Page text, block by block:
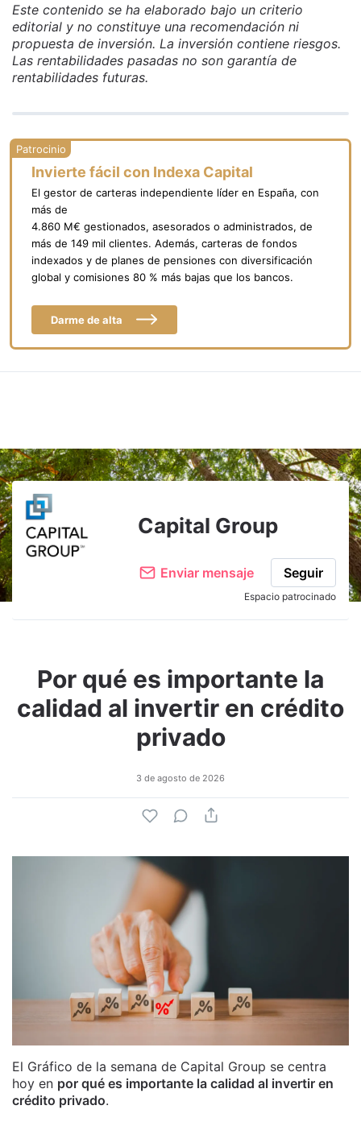
Este contenido se ha elaborado bajo un criterio
editorial y no constituye una recomendación ni
propuesta de inversión. La inversión contiene riesgos.
Las rentabilidades pasadas no son garantía de
rentabilidades futuras.
Invierte fácil con Indexa Capital
El gestor de carteras independiente líder en España, con
más de
4.860 M€ gestionados, asesorados o administrados, de
más de 149 mil clientes. Además, carteras de fondos
indexados y de planes de pensiones con diversificación
global y comisiones 80 % más bajas que los bancos.
Darme de alta
Capital Group
Enviar mensaje Seguir
Espacio patrocinado
Por qué es importante la
calidad al invertir en crédito
privado
3 de agosto de 2026
El Gráfico de la semana de Capital Group se centra
hoy en por qué es importante la calidad al invertir en
crédito privado.